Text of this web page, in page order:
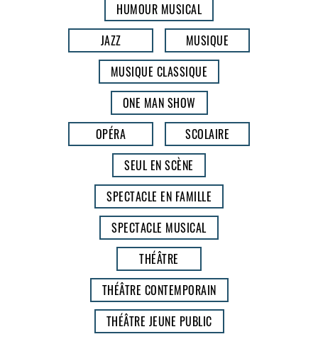
HUMOUR MUSICAL
JAZZ
MUSIQUE
MUSIQUE CLASSIQUE
ONE MAN SHOW
OPÉRA
SCOLAIRE
SEUL EN SCÈNE
SPECTACLE EN FAMILLE
SPECTACLE MUSICAL
THÉÂTRE
THÉÂTRE CONTEMPORAIN
THÉÂTRE JEUNE PUBLIC